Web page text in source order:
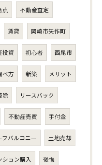
点 不動産査定
賃貸 岡崎市矢作町
投資 初心者 西尾市
べ方 新築 メリット
除 リースバック
不動産売買 手付金
フバルコニー 土地売却
ション購入 後悔